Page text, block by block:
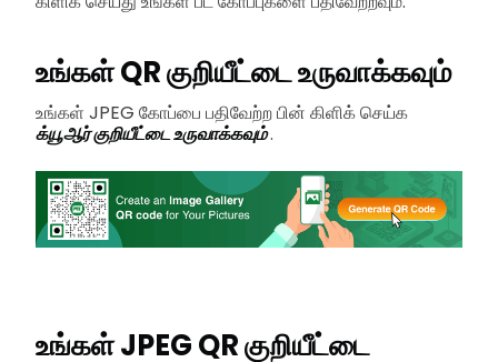
உங்கள் QR குறியீட்டை உருவாக்கவும்
உங்கள் JPEG கோப்பை பதிவேற்ற பின் கிளிக் செய்க
க்யூஆர் குறியீட்டை உருவாக்கவும்.
உங்கள் JPEG QR குறியீட்டை